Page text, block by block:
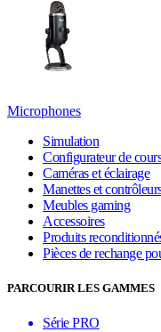
Microphones
Simulation
Configurateur de
Caméras et éclairage
Manettes et
Meubles gaming
Accessoires
Produits
Pièces de rechange
PARCOURIR LES GAMMES
Série PRO